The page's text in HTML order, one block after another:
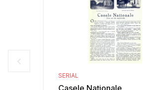
SERIAL
Casele Naţionale